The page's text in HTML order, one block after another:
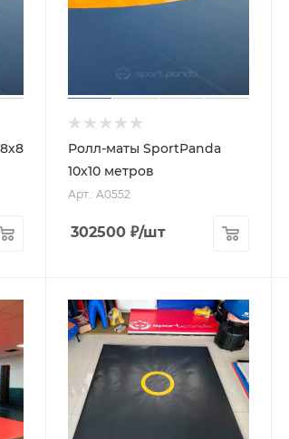
Ролл-маты SportPanda
10х10 метров
Арт.: A0552
302500 ₽/шт